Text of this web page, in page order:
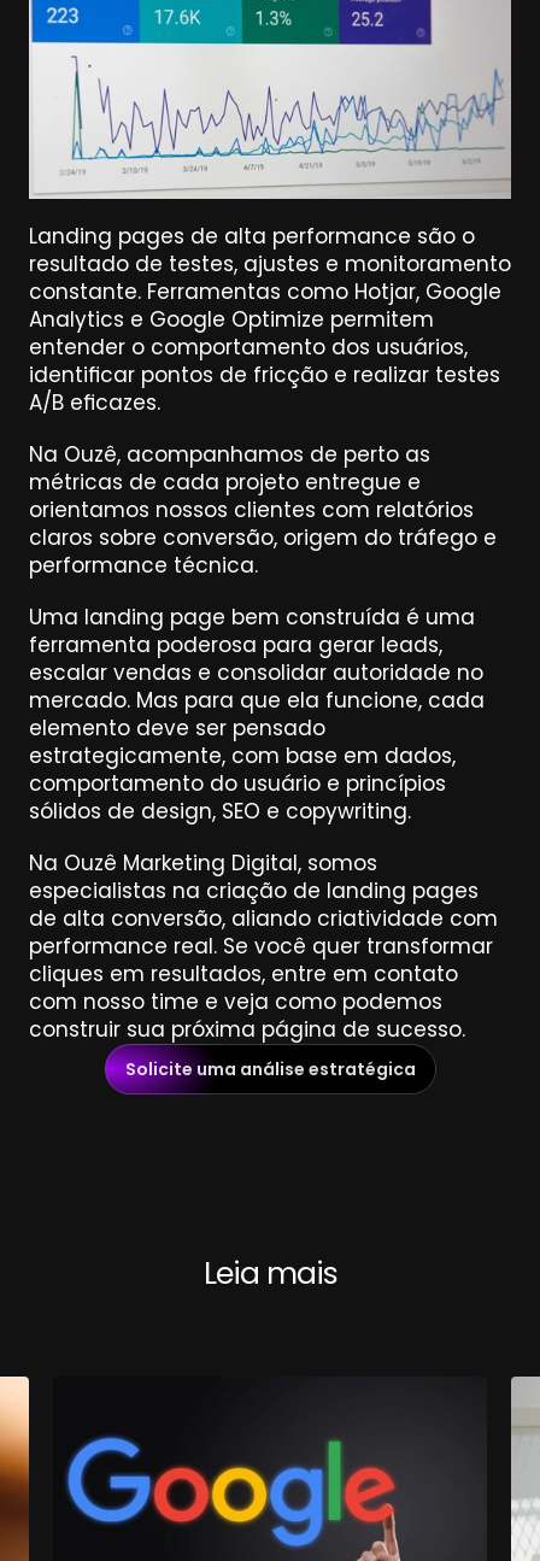
Leia mais
Landing pages de alta performance são o
resultado de testes, ajustes e monitoramento
constante. Ferramentas como Hotjar, Google
Analytics e Google Optimize permitem
entender o comportamento dos usuários,
identificar pontos de fricção e realizar testes
A/B eficazes.
Na Ouzê, acompanhamos de perto as
métricas de cada projeto entregue e
orientamos nossos clientes com relatórios
claros sobre conversão, origem do tráfego e
performance técnica.
Uma landing page bem construída é uma
ferramenta poderosa para gerar leads,
escalar vendas e consolidar autoridade no
mercado. Mas para que ela funcione, cada
elemento deve ser pensado
estrategicamente, com base em dados,
comportamento do usuário e princípios
sólidos de design, SEO e copywriting.
Na Ouzê Marketing Digital, somos
especialistas na criação de landing pages
de alta conversão, aliando criatividade com
performance real. Se você quer transformar
cliques em resultados, entre em contato
com nosso time e veja como podemos
construir sua próxima página de sucesso.
Solicite uma análise estratégica